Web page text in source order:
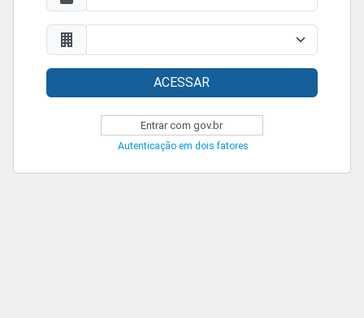
ACESSAR
Entrar com gov.br
Autenticação em dois fatores